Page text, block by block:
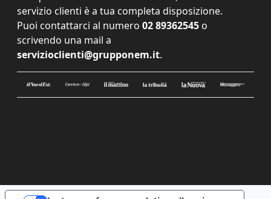
servizio clienti è a tua completa disposizione.
Puoi contattarci al numero 02 89362545 o
scrivendo una mail a
servizioclienti@grupponem.it.